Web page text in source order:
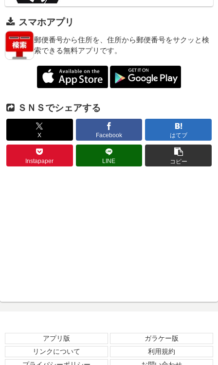
スマホアプリ
郵便番号から住所を、住所から郵便番号をサクッと検
索できる無料アプリです。
ＳＮＳでシェアする
X Facebook はてブ
Instapaper LINE コピー
アプリ版
ガラケー版
リンクについて
利用規約